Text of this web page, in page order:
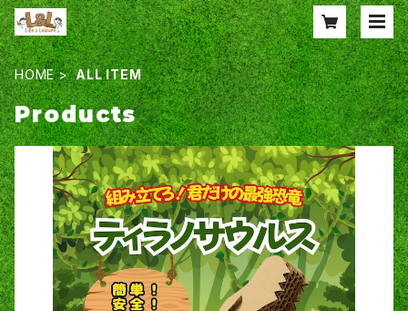
HOME ALL ITEM
Products